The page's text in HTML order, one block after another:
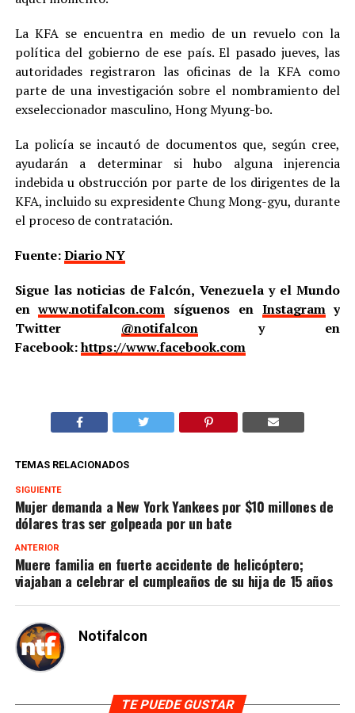
La KFA se encuentra en medio de un revuelo con la
política del gobierno de ese país. El pasado jueves, las
autoridades registraron las oficinas de la KFA como
parte de una investigación sobre el nombramiento del
exseleccionador masculino, Hong Myung-bo.
La policía se incautó de documentos que, según cree,
ayudarán a determinar si hubo alguna injerencia
indebida u obstrucción por parte de los dirigentes de la
KFA, incluido su expresidente Chung Mong-gyu, durante
el proceso de contratación.
Fuente:Diario NY
Sigue las noticias de Falcón, Venezuela y el Mundo
enwww.notifalcon.com síguenos en Instagramy
Twitter @notifalcony en
Facebook:https://www.facebook.com
TEMAS RELACIONADOS
SIGUIENTE
Mujer demanda a New York Yankees por $10 millones de
dólares tras ser golpeada por un bate
ANTERIOR
Muere familia en fuerte accidente de helicóptero;
viajaban a celebrar el cumpleaños de su hija de 15 años
Notifalcon
TE PUEDE GUSTAR